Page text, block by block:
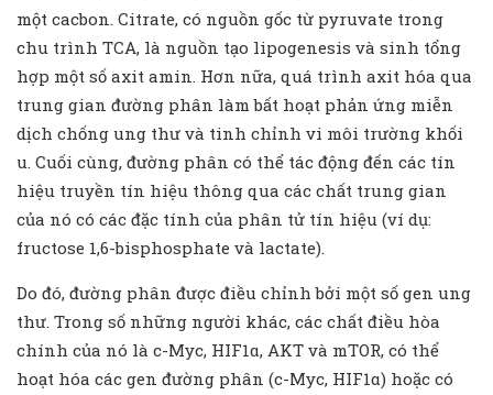
một cacbon. Citrate, có nguồn gốc từ pyruvate trong
chu trình TCA, là nguồn tạo lipogenesis và sinh tổng
hợp một số axit amin. Hơn nữa, quá trình axit hóa qua
trung gian đường phân làm bất hoạt phản ứng miễn
dịch chống ung thư và tinh chỉnh vi môi trường khối
u. Cuối cùng, đường phân có thể tác động đến các tín
hiệu truyền tín hiệu thông qua các chất trung gian
của nó có các đặc tính của phân tử tín hiệu (ví dụ:
fructose 1,6-bisphosphate và lactate).
Do đó, đường phân được điều chỉnh bởi một số gen ung
thư. Trong số những người khác, các chất điều hòa
chính của nó là c-Myc, HIF1α, AKT và mTOR, có thể
hoạt hóa các gen đường phân (c-Myc, HIF1α) hoặc có